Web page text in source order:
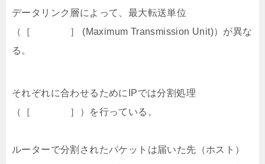
データリンク層によって、最大転送単位
（［ ］ (Maximum Transmission Unit)）が異な
る。
それぞれに合わせるためにIPでは分割処理
（［ ］）を行っている。
ルーターで分割されたパケットは届いた先（ホスト）